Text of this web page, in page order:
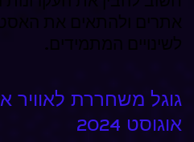
אתרים ולהתאים את
לשינויים המתמידים.
גוגל משחררת לאוויר
אוגוסט 2024